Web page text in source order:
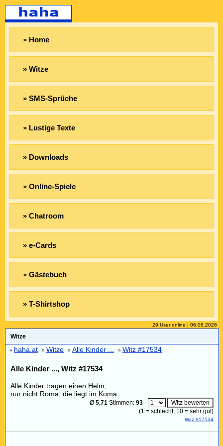
» Home
» Witze
» SMS-Sprüche
» Lustige Texte
» Downloads
» Online-Spiele
» Chatroom
» e-Cards
» Gästebuch
» T-Shirtshop
29 User online | 06.08.2026
Witze
» haha.at » Witze » Alle Kinder ... » Witz #17534
Alle Kinder ..., Witz #17534
Alle Kinder tragen einen Helm,
nur nicht Roma, die liegt im Koma.
Ø 5,71 Stimmen: 93 -
(1 = schlecht, 10 = sehr gut)
Witz #17534